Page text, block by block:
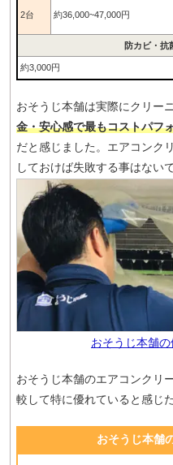
2台 約36,000~47,000円
防カビ・抗
約3,000円
おそうじ本舗は実際にクリー
金・安心感で最もコストパフ
だと感じました。エアコンク
しておけば失敗する事はない
おそうじ本舗
おそうじ本舗のエアコンクリ
較して特に優れていると感じ
おそうじ本舗